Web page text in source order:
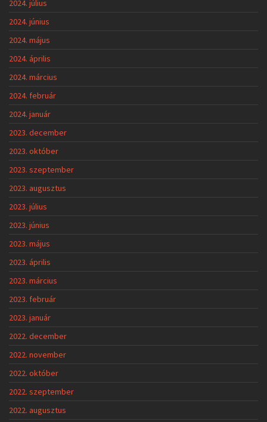
2024. július
2024. június
2024. május
2024. április
2024. március
2024. február
2024. január
2023. december
2023. október
2023. szeptember
2023. augusztus
2023. július
2023. június
2023. május
2023. április
2023. március
2023. február
2023. január
2022. december
2022. november
2022. október
2022. szeptember
2022. augusztus